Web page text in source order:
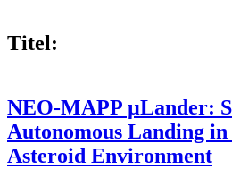
Titel:
NEO-MAPP µLander:
Autonomous Landing
Asteroid Environment